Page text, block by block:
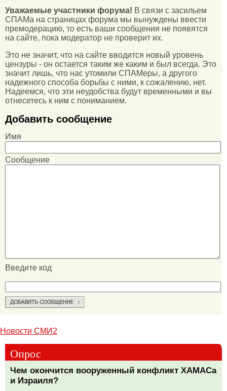
Уважаемые участники форума! В связи с засильем
СПАМа на страницах форума мы вынуждены ввести
премодерацию, то есть ваши сообщения не появятся
на сайте, пока модератор не проверит их.
Это не значит, что на сайте вводится новый уровень
цензуры - он остается таким же каким и был всегда. Это
значит лишь, что нас утомили СПАМеры, а другого
надежного способа борьбы с ними, к сожалению, нет.
Надеемся, что эти неудобства будут временными и вы
отнесетесь к ним с пониманием.
Добавить сообщение
Имя
Сообщение
Введите код
Новости СМИ2
Опрос
Чем окончится вооруженный конфликт ХАМАСа
и Израиля?